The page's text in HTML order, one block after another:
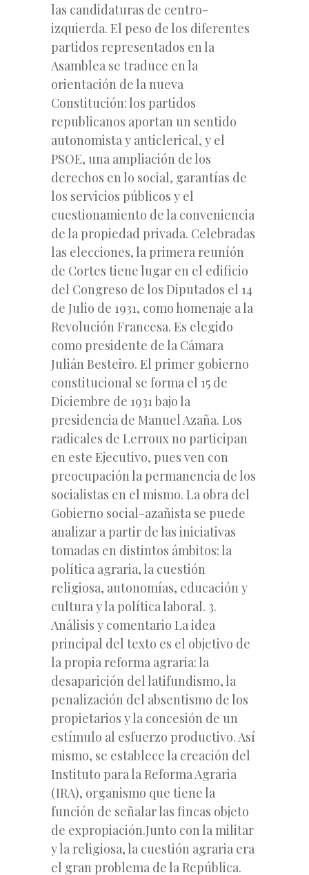
las candidaturas de centro-
izquierda. El peso de los diferentes
partidos representados en la
Asamblea se traduce en la
orientación de la nueva
Constitución: los partidos
republicanos aportan un sentido
autonomista y anticlerical, y el
PSOE, una ampliación de los
derechos en lo social, garantías de
los servicios públicos y el
cuestionamiento de la conveniencia
de la propiedad privada. Celebradas
las elecciones, la primera reuníón
de Cortes tiene lugar en el edificio
del Congreso de los Diputados el 14
de Julio de 1931, como homenaje a la
Revolución Francesa. Es elegido
como presidente de la Cámara
Julián Besteiro. El primer gobierno
constitucional se forma el 15 de
Diciembre de 1931 bajo la
presidencia de Manuel Azaña. Los
radicales de Lerroux no participan
en este Ejecutivo, pues ven con
preocupación la permanencia de los
socialistas en el mismo. La obra del
Gobierno social-azañista se puede
analizar a partir de las iniciativas
tomadas en distintos ámbitos: la
política agraria, la cuestión
religiosa, autonomías, educación y
cultura y la política laboral. 3.
Análisis y comentario La idea
principal del texto es el objetivo de
la propia reforma agraria: la
desaparición del latifundismo, la
penalización del absentismo de los
propietarios y la concesión de un
estímulo al esfuerzo productivo. Así
mismo, se establece la creación del
Instituto para la Reforma Agraria
(IRA), organismo que tiene la
función de señalar las fincas objeto
de expropiación.Junto con la militar
y la religiosa, la cuestión agraria era
el gran problema de la República.